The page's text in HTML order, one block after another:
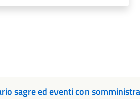
sagre ed eventi con